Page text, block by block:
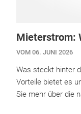
Mieterstrom:
VOM 06. JUNI 2026
Was steckt hinter
Vorteile bietet es
Sie mehr über die